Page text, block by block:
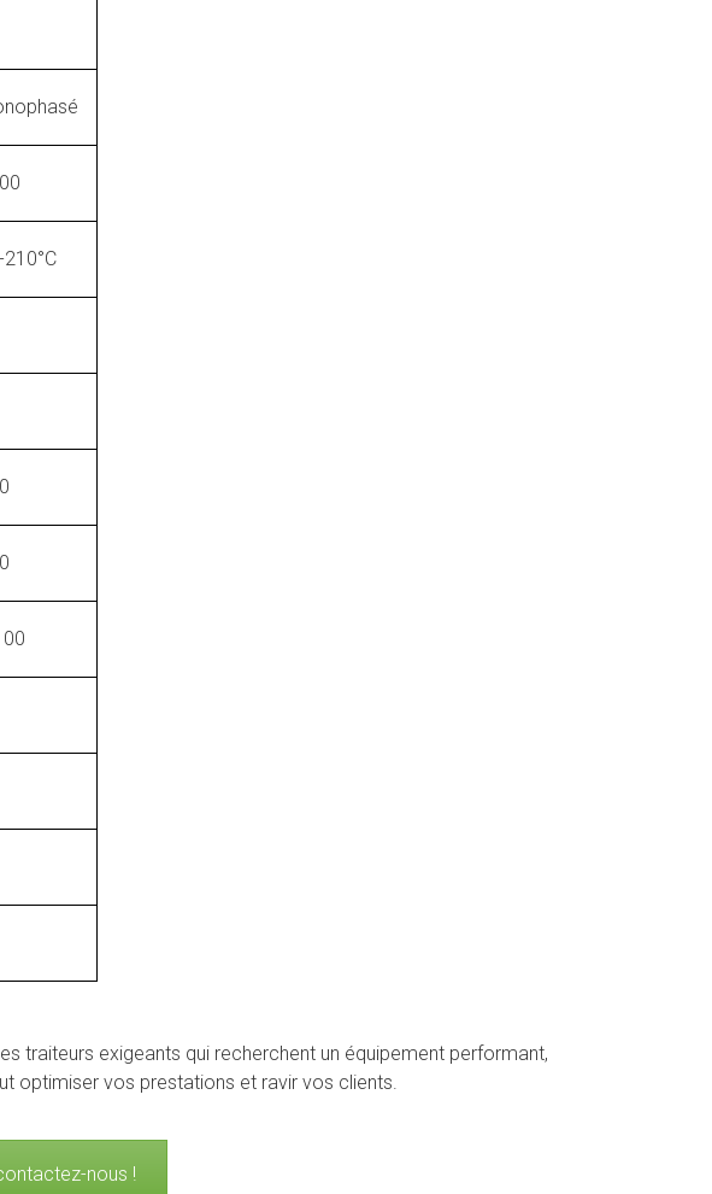
210°C
traiteurs exigeants qui recherchent un équipement performant,
optimiser vos prestations et ravir vos clients.
nous !